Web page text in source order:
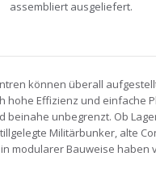
assembliert ausgeliefert.
können überall
hohe Effizienz und einfache
beinahe unbegrenzt. Ob
Militärbunker, alte
modularer Bauweise haben